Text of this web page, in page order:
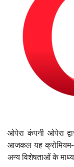
ओपेरा कंपनी ओपेरा
आजकल यह
अन्य विशेषताओं के